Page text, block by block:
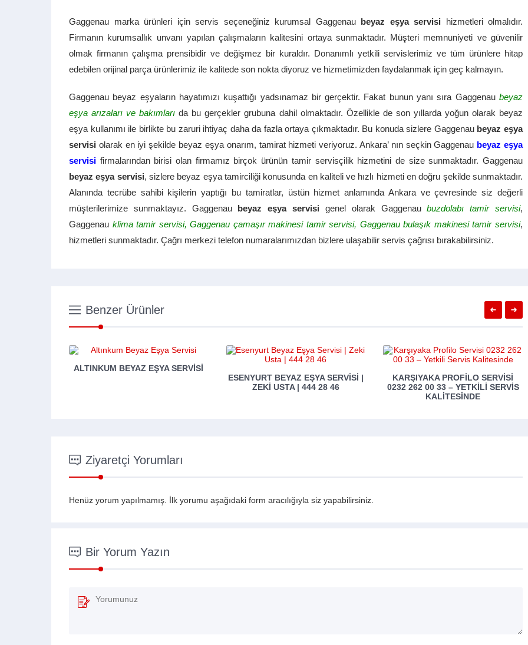
Gaggenau marka ürünleri için servis seçeneğiniz kurumsal Gaggenau beyaz eşya servisi hizmetleri olmalıdır.
Firmanın kurumsallık unvanı yapılan çalışmaların kalitesini ortaya sunmaktadır. Müşteri memnuniyeti ve güvenilir
olmak firmanın çalışma prensibidir ve değişmez bir kuraldır. Donanımlı yetkili servislerimiz ve tüm ürünlere hitap
edebilen orijinal parça ürünlerimiz ile kalitede son nokta diyoruz ve hizmetimizden faydalanmak için geç kalmayın.
Gaggenau beyaz eşyaların hayatımızı kuşattığı yadsınamaz bir gerçektir. Fakat bunun yanı sıra Gaggenau beyaz
eşya arızaları ve bakımları da bu gerçekler grubuna dahil olmaktadır. Özellikle de son yıllarda yoğun olarak beyaz
eşya kullanımı ile birlikte bu zaruri ihtiyaç daha da fazla ortaya çıkmaktadır. Bu konuda sizlere Gaggenau beyaz eşya
servisi olarak en iyi şekilde beyaz eşya onarım, tamirat hizmeti veriyoruz. Ankara’ nın seçkin Gaggenau beyaz eşya
servisi firmalarından birisi olan firmamız birçok ürünün tamir servisçilik hizmetini de size sunmaktadır. Gaggenau
beyaz eşya servisi, sizlere beyaz eşya tamirciliği konusunda en kaliteli ve hızlı hizmeti en doğru şekilde sunmaktadır.
Alanında tecrübe sahibi kişilerin yaptığı bu tamiratlar, üstün hizmet anlamında Ankara ve çevresinde siz değerli
müşterilerimize sunmaktayız. Gaggenau beyaz eşya servisi genel olarak Gaggenaubuzdolabı tamir servisi,
Gaggenau klima tamir servisi, Gaggenau çamaşır makinesi tamir servisi, Gaggenau bulaşık makinesi tamir servisi,
hizmetleri sunmaktadır. Çağrı merkezi telefon numaralarımızdan bizlere ulaşabilir servis çağrısı bırakabilirsiniz.
Benzer Ürünler
KARŞIYAKA PROFILO SERVISI
0232 262 00 33 – YETKILI SERVIS
NILÜFER BEYAZ EŞYA SERVISI |
BURSA KLIMA KOMBI BAKIMI
Ziyaretçi Yorumları
Henüz yorum yapılmamış. İlk yorumu aşağıdaki form aracılığıyla siz yapabilirsiniz.
Bir Yorum Yazın